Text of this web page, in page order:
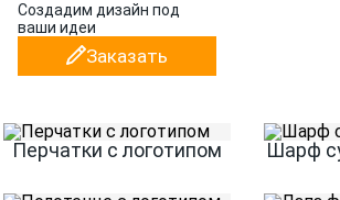
Создадим дизайн под
ваши идеи
Заказать
Перчатки с логотипом Шарф